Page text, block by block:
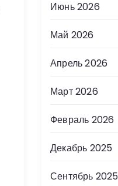
Июнь 2026
Май 2026
Апрель 2026
Март 2026
Февраль 2026
Декабрь 2025
Сентябрь 2025